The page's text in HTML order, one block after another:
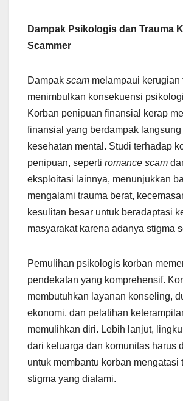
Dampak Psikologis dan Trauma
Scammer
Dampak scam melampaui kerugian
menimbulkan konsekuensi
Korban penipuan finansial kerap
finansial yang berdampak langsung
kesehatan mental. Studi terhadap
penipuan, seperti romance scam
eksploitasi lainnya, menunjukkan
mengalami trauma berat,
kesulitan besar untuk beradaptasi
masyarakat karena adanya stigma
Pemulihan psikologis korban
pendekatan yang komprehensif.
membutuhkan layanan konseling,
ekonomi, dan pelatihan
memulihkan diri. Lebih lanjut,
dari keluarga dan komunitas harus
untuk membantu korban mengatasi
stigma yang dialami.